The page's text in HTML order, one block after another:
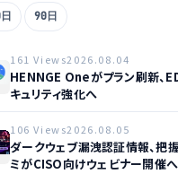
90日
161 Views2026.08.04
HENNGE Oneがプラン刷新、
キュリティ強化へ
106 Views2026.08.05
ダークウェブ漏洩認証情報、把
ミがCISO向けウェビナー開催へ